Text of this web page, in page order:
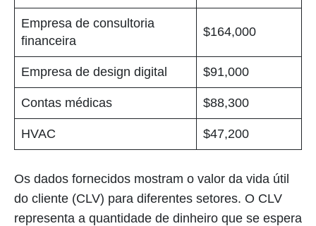
Empresa de consultoria
financeira
$164,000
Empresa de design digital $91,000
Contas médicas $88,300
HVAC $47,200
Os dados fornecidos mostram o valor da vida útil
do cliente (CLV) para diferentes setores. O CLV
representa a quantidade de dinheiro que se espera